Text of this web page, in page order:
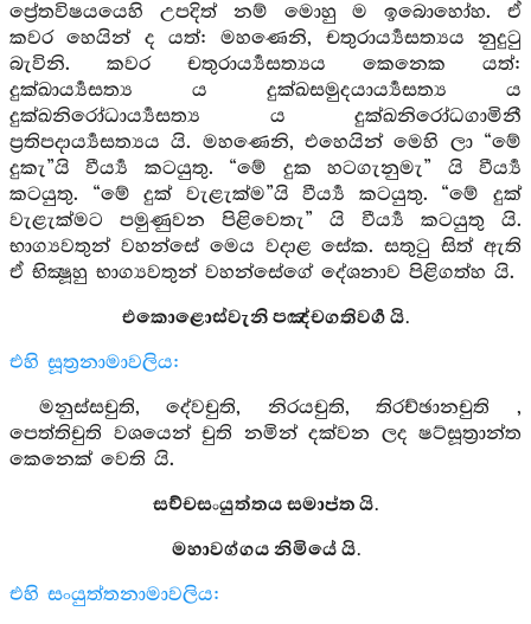
ප්‍රේතවිෂයයෙහි උපදිත් නම් මොහු ම ඉබොහෝහ. ඒ
කවර හෙයින් ද යත්: මහණෙනි, චතුරාර්‍ය්‍යසත්‍යය නුදුටු
බැවිනි. කවර චතුරාර්‍ය්‍යසත්‍යය කෙනෙක යත්:
දුක්ඛාර්‍ය්‍යසත්‍ය ය දුක්ඛසමුදයාර්‍ය්‍යසත්‍ය ය
දුක්ඛනිරෝධාර්‍ය්‍යසත්‍ය ය දුක්ඛනිරෝධගාමිනී
ප්‍රතිපදාර්‍ය්‍යසත්‍යය යි. මහණෙනි, එහෙයින් මෙහි ලා “මේ
දුකැ”යි වීර්‍ය්‍ය කටයුතු. “මේ දුක හටගැනුමැ” යි වීර්‍ය්‍ය
කටයුතු. “මේ දුක් වැළැක්ම”යි වීර්‍ය්‍ය කටයුතු. “මේ දුක්
වැළැක්මට පමුණුවන පිළිවෙතැ” යි වීර්‍ය්‍ය කටයුතු යි.
භාග්‍යවතුන් වහන්සේ මෙය වදාළ සේක. සතුටු සිත් ඇති
ඒ භික්‍ෂූහු භාග්‍යවතුන් වහන්සේගේ දේශනාව පිළිගත්හ යි.
එකොළොස්වැනි පඤ්චගතිවර්‍ග යි.
එහි සූත්‍රනාමාවලිය:
මනුස්සචුති, දේවචුති, නිරයචුති, තිරච්ඡානචුති ,
පෙත්තිචුති වශයෙන් චුති නමින් දක්වන ලද ෂට්සූත්‍රාන්ත
කෙනෙක් වෙති යි.
සච්චසංයුත්තය සමාප්ත යි.
මහාවග්ගය නිමියේ යි.
එහි සංයුත්තනාමාවලිය: